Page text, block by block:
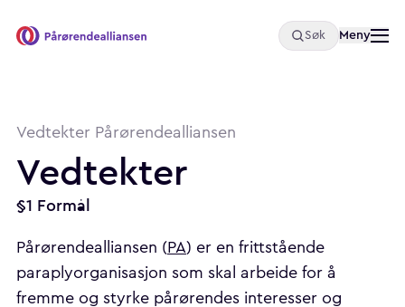
Pårørendealliansen Søk Åpne
Meny
Vedtekter Pårørendealliansen
Vedtekter
§1 Formål
Pårørendealliansen (PA) er en frittstående
paraplyorganisasjon som skal arbeide for å
fremme og styrke pårørendes interesser og